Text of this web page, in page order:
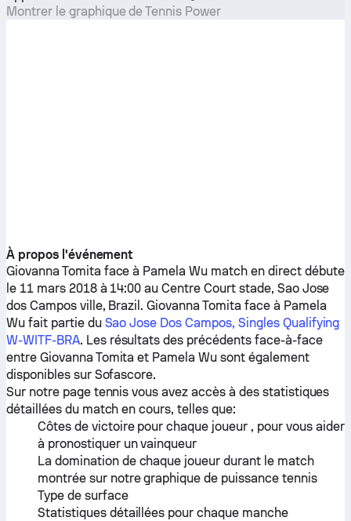
Montrer le graphique de Tennis Power
À propos l'événement
Giovanna Tomita face à Pamela Wu match en direct débute
le 11 mars 2018 à 14:00 au Centre Court stade, Sao Jose
dos Campos ville, Brazil.Giovanna Tomita face à Pamela
Wufait partie du Sao Jose Dos Campos, Singles Qualifying
W-WITF-BRA. Les résultats des précédents face-à-face
entre Giovanna Tomita et Pamela Wu sont également
disponibles sur Sofascore.
Sur notre page tennis vous avez accès à des statistiques
détaillées du match en cours, telles que:
Côtes de victoire pour chaque joueur , pour vous aider
à pronostiquer un vainqueur
La domination de chaque joueur durant le match
montrée sur notre graphique de puissance tennis
Type de surface
Statistiques détaillées pour chaque manche